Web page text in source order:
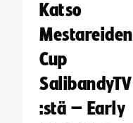
Katso
Mestareiden
Cup
SalibandyTV
:stä – Early